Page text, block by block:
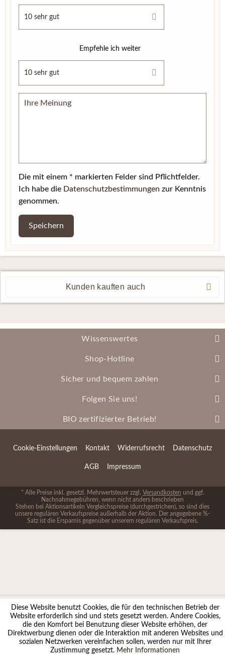
Empfehle ich weiter
Die mit einem * markierten Felder sind Pflichtfelder.
Ich habe die Datenschutzbestimmungen zur Kenntnis
genommen.
Speichern
Kunden kauften auch
Wissenswertes
Shop-Hotline
Sicher und bequem zahlen
Folgen Sie uns!
BIO zertifizierter Betrieb!
Cookie-Einstellungen Kontakt Widerrufsrecht Datenschutz
AGB Impressum
* Alle Preise inkl. gesetzl. Mehrwertsteuer zzgl. Versandkosten und ggf.
Nachnahmegebühren, wenn nicht anders beschrieben
Stehen bei Aktionsartikeln Vergleichspreise (durchgestrichen), so sind dies
unsere regulären Verkaufspreise außerhalb der Aktion. Der angegebene %-
Satz ist die Ersparnis gegenüber unserem regulären Verkaufspreis.
Diese Website benutzt Cookies, die für den technischen Betrieb der
Website erforderlich sind und stets gesetzt werden. Andere Cookies,
die den Komfort bei Benutzung dieser Website erhöhen, der
Direktwerbung dienen oder die Interaktion mit anderen Websites und
sozialen Netzwerken vereinfachen sollen, werden nur mit Ihrer
Zustimmung gesetzt. Mehr Informationen